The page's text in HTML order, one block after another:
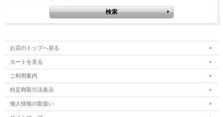
お店のトップへ戻る
カートを見る
ご利用案内
特定商取引法表示
個人情報の取扱い